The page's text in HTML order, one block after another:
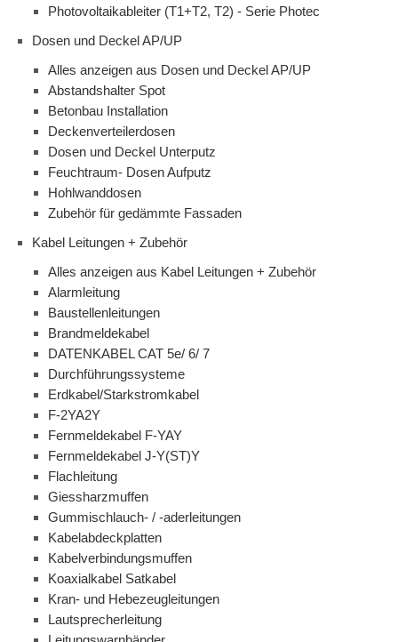
Photovoltaikableiter (T1+T2, T2) - Serie Photec
Dosen und Deckel AP/UP
Alles anzeigen aus Dosen und Deckel AP/UP
Abstandshalter Spot
Betonbau Installation
Deckenverteilerdosen
Dosen und Deckel Unterputz
Feuchtraum- Dosen Aufputz
Hohlwanddosen
Zubehör für gedämmte Fassaden
Kabel Leitungen + Zubehör
Alles anzeigen aus Kabel Leitungen + Zubehör
Alarmleitung
Baustellenleitungen
Brandmeldekabel
DATENKABEL CAT 5e/ 6/ 7
Durchführungssysteme
Erdkabel/Starkstromkabel
F-2YA2Y
Fernmeldekabel F-YAY
Fernmeldekabel J-Y(ST)Y
Flachleitung
Giessharzmuffen
Gummischlauch- / -aderleitungen
Kabelabdeckplatten
Kabelverbindungsmuffen
Koaxialkabel Satkabel
Kran- und Hebezeugleitungen
Lautsprecherleitung